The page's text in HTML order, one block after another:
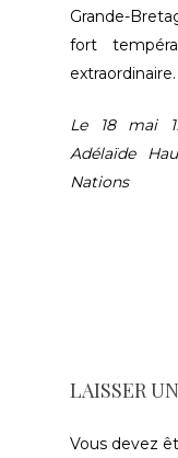
Grande-
fort
extraordinaire.
Le 18 mai
Adélaïde
Nations
LAISSER
Vous devez